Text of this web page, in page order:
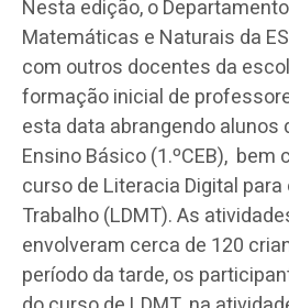
Nesta edição, o
Matemáticas e Naturais da
com outros docentes da
formação inicial de
esta data abrangendo alunos
Ensino Básico (1.ºCEB), bem
curso de Literacia Digital para
Trabalho (LDMT). As
envolveram cerca de 120
período da tarde, os